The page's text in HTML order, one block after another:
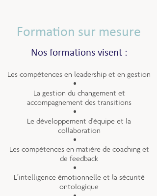
Formation sur mesure
Nos formations visent :
Les compétences en leadership et en gestion
La gestion du changement et
accompagnement des transitions
Le développement d'équipe et la
collaboration
Les compétences en matière de coaching et
de feedback
L’intelligence émotionnelle et la sécurité
ontologique